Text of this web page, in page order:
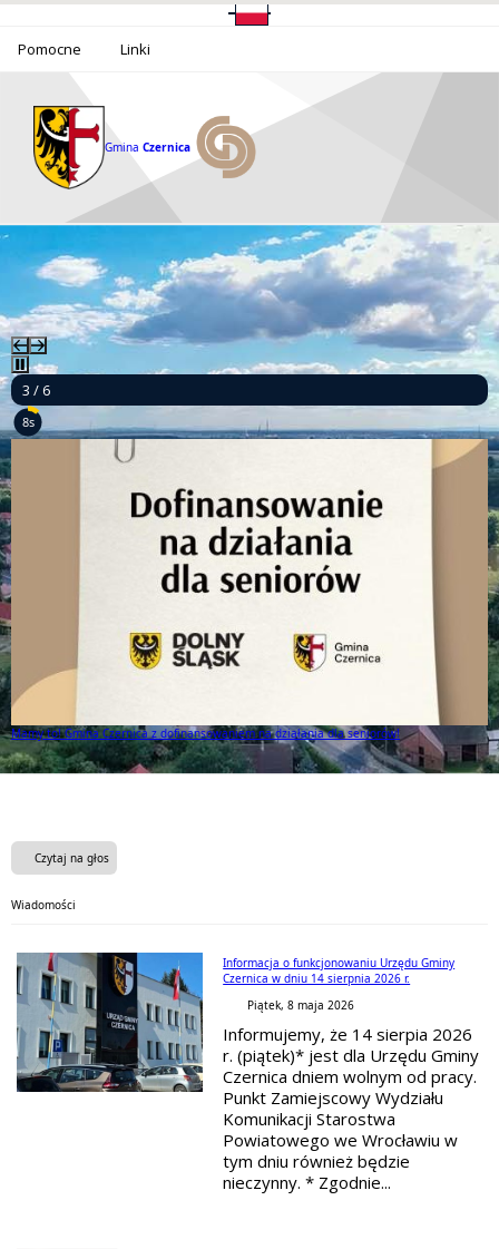
Pomocne Linki
Gmina Czernica
Gmina Czernica
3 / 6
8s
Mamy to! Gmina Czernica z dofinansowaniem na działania dla seniorów!
Mamy to! Gmina Czernica z dofinansowaniem na działania dla seniorów!
Czytaj na głos
Wiadomości
Informacja o funkcjonowaniu Urzędu Gminy
Czernica w dniu 14 sierpnia 2026 r.
Piątek, 8 maja 2026
Informujemy, że 14 sierpia 2026
r. (piątek)* jest dla Urzędu Gminy
Czernica dniem wolnym od pracy.
Punkt Zamiejscowy Wydziału
Komunikacji Starostwa
Powiatowego we Wrocławiu w
tym dniu również będzie
nieczynny. * Zgodnie...